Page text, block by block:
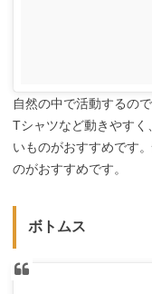
自然の中で活動するの
Tシャツなど動きやすく
いものがおすすめです
のがおすすめです。
ボトムス